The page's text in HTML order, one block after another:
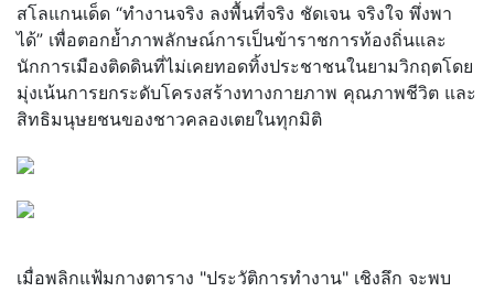
สโลแกนเด็ด “ทำงานจริง ลงพื้นที่จริง ชัดเจน จริงใจ พึ่งพา
ได้” เพื่อตอกย้ำภาพลักษณ์การเป็นข้าราชการท้องถิ่นและ
นักการเมืองติดดินที่ไม่เคยทอดทิ้งประชาชนในยามวิกฤตโดย
มุ่งเน้นการยกระดับโครงสร้างทางกายภาพ คุณภาพชีวิต และ
สิทธิมนุษยชนของชาวคลองเตยในทุกมิติ
เมื่อพลิกแฟ้มกางตาราง "ประวัติการทำงาน" เชิงลึก จะพบ